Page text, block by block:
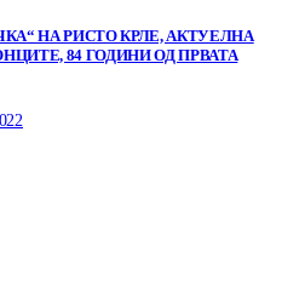
НА РИСТО КРЛЕ, АКТУЕЛНА
84 ГОДИНИ ОД ПРВАТА